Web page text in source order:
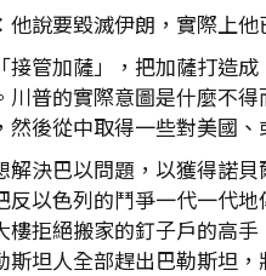
說要毀滅伊朗，實際上
管加薩」，把加薩打造
普的實際意圖是什麼不
後從中取得一些對美國、
決巴以問題，以獲得諾
以色列的鬥爭一代一代
拒絕搬家的釘子戶的高
坦人全部趕出巴勒斯坦